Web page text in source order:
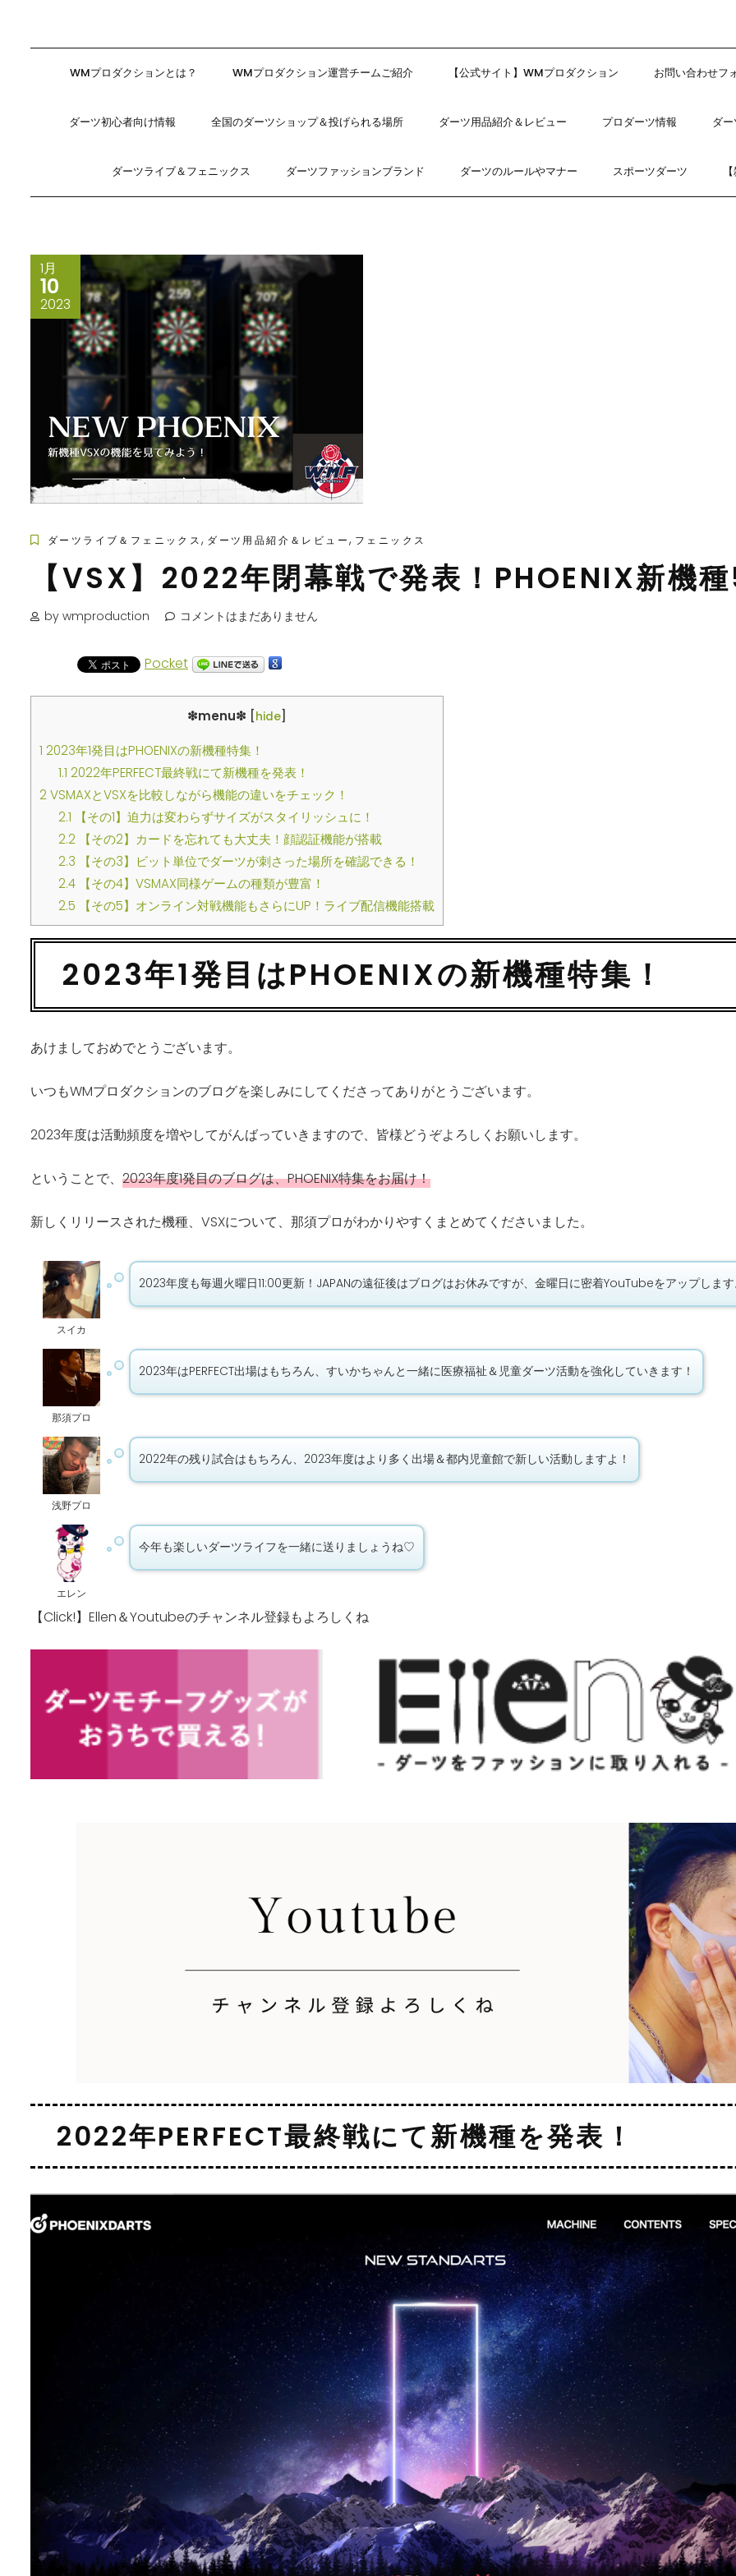
WMプロダクションとは？ WMプロダクション運営チームご紹介 【公式サイト】WMプロダクション お問い合わせフ
ダーツ初心者向け情報 全国のダーツショップ＆投げられる場所 ダーツ用品紹介＆レビュー プロダーツ情報 ダ
ダーツライブ＆フェニックス ダーツファッションブランド ダーツのルールやマナー スポーツダーツ
1月
10
2023
ダーツライブ＆フェニックス, ダーツ用品紹介＆レビュー, フェニックス
【VSX】2022年閉幕戦で発表！PHOENIX新機
by wmproduction コメントはまだありません
Pocket
❇︎menu❇︎ hide
1 2023年1発目はPHOENIXの新機種特集！
1.1 2022年PERFECT最終戦にて新機種を発表！
2VSMAXとVSXを比較しながら機能の違いをチェック！
2.1 【その1】迫力は変わらずサイズがスタイリッシュに！
2.2【その2】カードを忘れても大丈夫！顔認証機能が搭載
2.3 【その3】ビット単位でダーツが刺さった場所を確認できる！
2.4【その4】VSMAX同様ゲームの種類が豊富！
2.5 【その5】オンライン対戦機能もさらにUP！ライブ配信機能搭載
2023年1発目はPHOENIXの新機種特集！
あけましておめでとうございます。
いつもWMプロダクションのブログを楽しみにしてくださってありがとうございます。
2023年度は活動頻度を増やしてがんばっていきますので、皆様どうぞよろしくお願いします。
ということで、 2023年度1発目のブログは、PHOENIX特集をお届け！
新しくリリースされた機種、VSXについて、那須プロがわかりやすくまとめてくださいました。
スイカ
2023年度も毎週火曜日11:00更新！JAPANの遠征後はブログはお休みですが、金曜日に密着YouTubeをアップしま
那須プロ
2023年はPERFECT出場はもちろん、すいかちゃんと一緒に医療福祉＆児童ダーツ活動を強化していきます！
浅野プロ
2022年の残り試合はもちろん、2023年度はより多く出場＆都内児童館で新しい活動しますよ！
エレン
今年も楽しいダーツライフを一緒に送りましょうね♡
【Click!】Ellen＆Youtubeのチャンネル登録もよろしくね
2022年PERFECT最終戦にて新機種を発表！